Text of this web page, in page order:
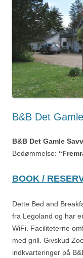
B&B Det
B&B Det Gamle
Bedømmelse:
BOOK /
Dette Bed and
fra Legoland og har
WiFi. Faciliteterne
med grill. Givskud
indkvarteringer på